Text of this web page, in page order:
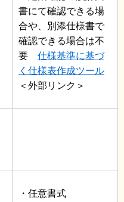
書にて確認できる場
合や、別添仕様書で
確認できる場合は不
要 仕様基準に基づ
く仕様表作成ツール
＜外部リンク＞
・任意書式